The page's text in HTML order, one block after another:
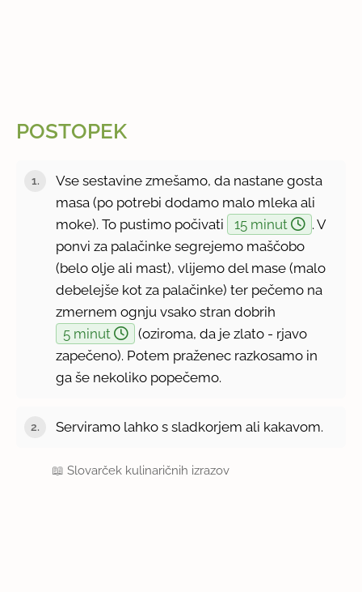
POSTOPEK
Vse sestavine zmešamo, da nastane gosta
masa (po potrebi dodamo malo mleka ali
moke). To pustimo počivati
15 minut
. V
ponvi za palačinke segrejemo maščobo
(belo olje ali mast), vlijemo del mase (malo
debelejše kot za palačinke) ter pečemo na
zmernem ognju vsako stran dobrih
5 minut
(oziroma, da je zlato - rjavo
zapečeno). Potem praženec razkosamo in
ga še nekoliko popečemo.
Serviramo lahko s sladkorjem ali kakavom.
📖Slovarček kulinaričnih izrazov